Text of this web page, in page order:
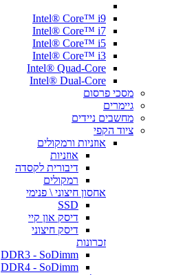
Intel® Core™ i9
Intel® Core™ i7
Intel® Core™ i5
Intel® Core™ i3
Intel® Quad-Core
Intel® Dual-Core
מסכי פרסום
גיימרים
מחשבים ניידים
ציוד הקפי
אוזניות ורמקולים
אוזניות
דיבורית לקסדה
רמקולים
אחסון חיצוני \ פנימי
SSD
דיסק און קיי
דיסק חיצוני
זכרונות
DDR3 - SoDimm
DDR4 - SoDimm